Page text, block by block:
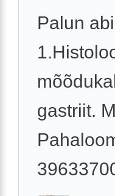
Palun
gastriit.